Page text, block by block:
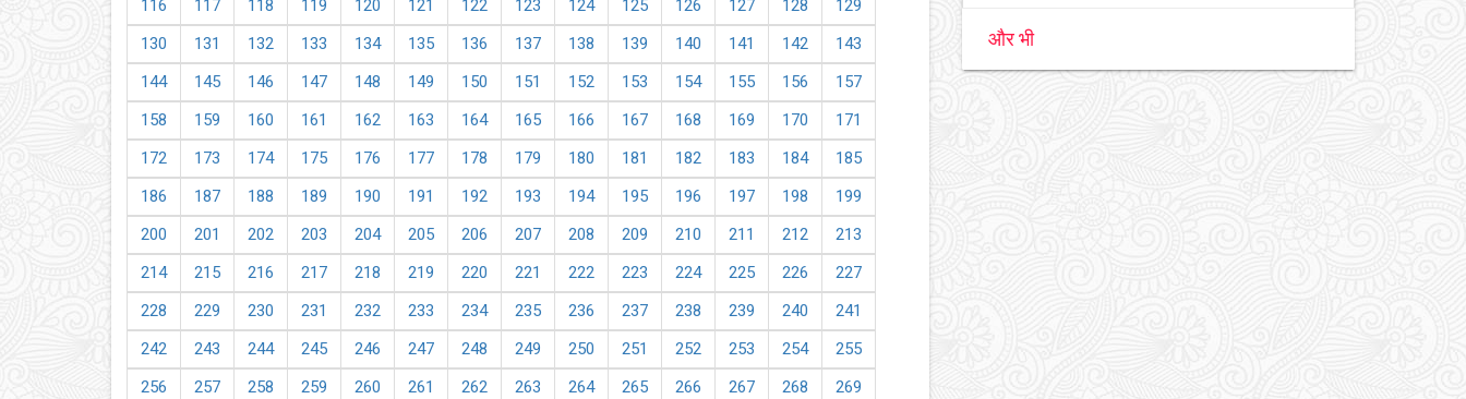
116
117 118 119 120 121 122 123 124 125 126 127 128
129
130
131 132 133 134 135 136 137 138 139 140 141 142
143
144
145 146 147 148 149 150 151 152 153 154 155 156
157
158
159 160 161 162 163 164 165 166 167 168 169 170
171
172
173 174 175 176 177 178 179 180 181 182 183 184
185
186
187 188 189 190 191 192 193 194 195 196 197 198
199
200
201 202 203 204 205 206 207 208 209 210 211 212
213
214
215 216 217 218 219 220 221 222 223 224 225 226
227
228
229 230 231 232 233 234 235 236 237 238 239 240
241
242
243 244 245 246 247 248 249 250 251 252 253 254
255
256
257 258 259 260 261 262 263 264 265 266 267 268
269
और भी